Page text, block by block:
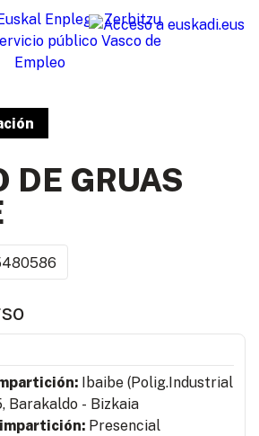
DE GRUAS
Ibaibe (Polig.Industrial
Barakaldo - Bizkaia
Presencial